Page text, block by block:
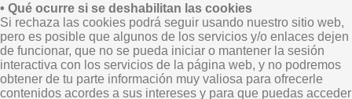
• Qué ocurre si se deshabilitan las cookies
Si rechaza las cookies podrá seguir usando nuestro sitio web,
pero es posible que algunos de los servicios y/o enlaces dejen
de funcionar, que no se pueda iniciar o mantener la sesión
interactiva con los servicios de la página web, y no podremos
obtener de tu parte información muy valiosa para ofrecerle
contenidos acordes a sus intereses y para que puedas acceder